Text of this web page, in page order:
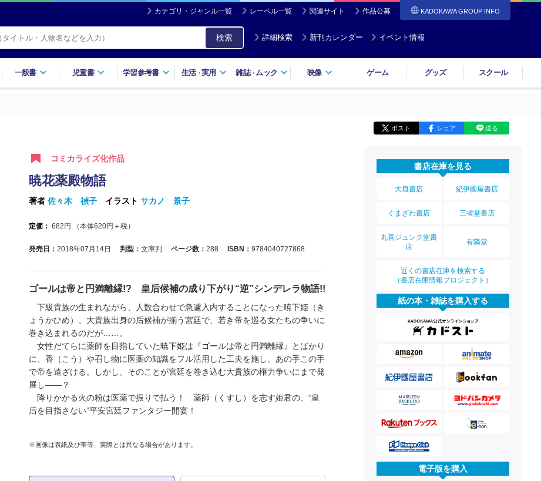
カテゴリ・ジャンル一覧 レーベル一覧 関連サイト 作品公募 KADOKAWA GROUP INFO
検索 詳細検索 新刊カレンダー イベント情報
一般書 児童書 学習参考書 生活・実用 雑誌・ ムック 映像 ゲーム グッズ スクール
ポスト シェア 送る
コミカライズ化作品
暁花薬殿物語
著者 佐々木 禎子 イラスト サカノ 景子
定価： 682 円 （本体620円＋税）
発売日： 2018年07月14日 判型： 文庫判 ページ数： 288 ISBN： 9784040727868
ゴールは帝と円満離縁!? 皇后候補の成り下がり“逆”シンデレラ物語!!
下級貴族の生まれながら、人数合わせで急遽入内することになった暁下姫（き
ょうかひめ）。大貴族出身の后候補が揃う宮廷で、若き帝を巡る女たちの争いに
巻き込まれるのだが……。
女性だてらに薬師を目指していた暁下姫は『ゴールは帝と円満離縁』とばかり
に、香（こう）や召し物に医薬の知識をフル活用した工夫を施し、あの手この手
で帝を遠ざける。しかし、そのことが宮廷を巻き込む大貴族の権力争いにまで発
展し――？
降りかかる火の粉は医薬で振りで払う！ 薬師（くすし）を志す姫君の、“皇
后を目指さない”平安宮廷ファンタジー開宴！
※画像は表紙及び帯等、実際とは異なる場合があります。
書店在庫を見る
大垣書店 紀伊國屋書店
くまざわ書店 三省堂書店
丸善ジュンク堂書
店
有隣堂
近くの書店在庫を検索する
（書店在庫情報プロジェクト）
紙の本・雑誌を購入する
電子版を購入